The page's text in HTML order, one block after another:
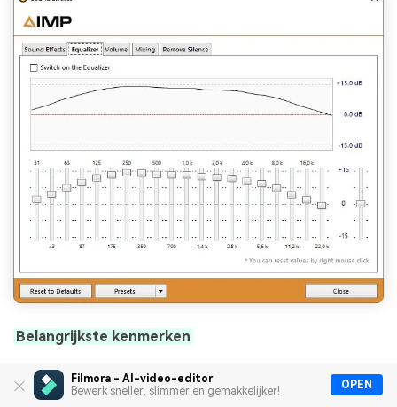
Filmora - AI-video-editor
Bewerk sneller, slimmer en gemakkelijker!
OPEN
Belangrijkste kenmerken
Regelt het volume van het geluid met de
logaritmische schaalfunctie om de kwaliteit te